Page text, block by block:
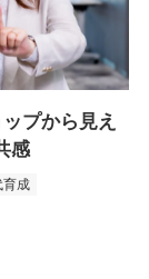
プから見え
感
育成